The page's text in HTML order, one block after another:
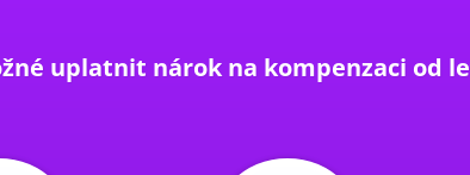
uplatnit nárok na kompenzaci od